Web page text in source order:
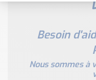
Besoin
Nous sommes à